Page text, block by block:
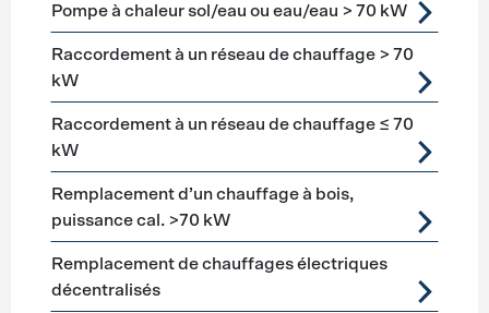
Pompe à chaleur sol/eau ou eau/eau > 70 kW
Raccordement à un réseau de chauffage > 70
kW
Raccordement à un réseau de chauffage ≤ 70
kW
Remplacement d’un chauffage à bois,
puissance cal. >70 kW
Remplacement de chauffages électriques
décentralisés